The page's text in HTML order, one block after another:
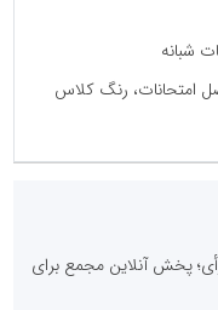
شبانه
امتحانات، رنگ کلاس
کالبر در بوته رأی؛ پخش آنلاین مجمع برای